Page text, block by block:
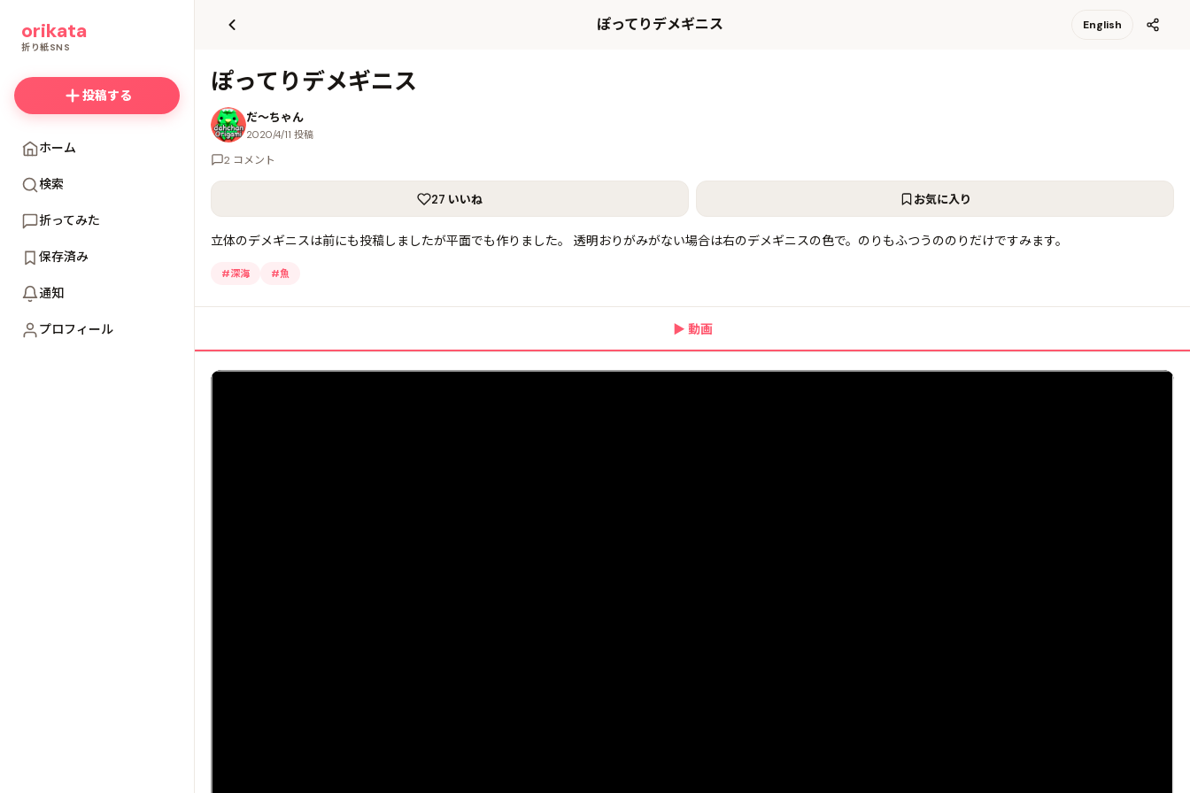
ぽってりデメギニス English
ぽってりデメギニス
だ〜ちゃん
2020/4/11 投稿
2 コメント
27 いいね お気に入り
立体のデメギニスは前にも投稿しましたが平面でも作りました。 透明おりがみがない場合は右のデメギニスの色で。のりもふつうののりだけですみます。
#深海 #魚
▶ 動画
orikata
折り紙SNS
投稿する
ホーム
検索
折ってみた
保存済み
通知
プロフィール